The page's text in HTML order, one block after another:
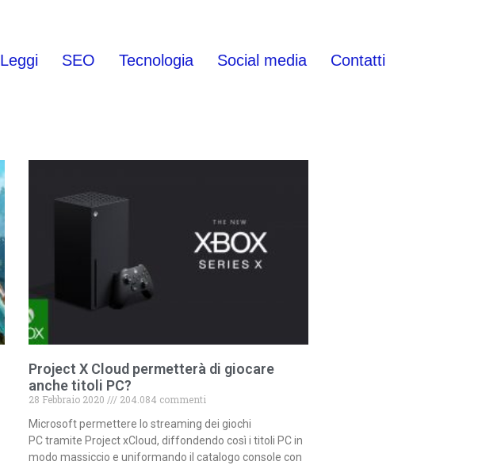
Leggi SEO Tecnologia Social media Contatti
Project X Cloud permetterà di giocare
anche titoli PC?
28 Febbraio 2020
204.084 commenti
Microsoft permettere lo streaming dei giochi
PC tramite Project xCloud, diffondendo così i titoli PC in
modo massiccio e uniformando il catalogo console con